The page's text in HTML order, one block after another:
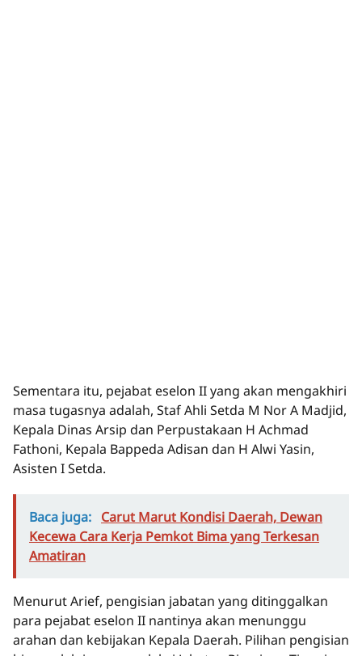
Sementara itu, pejabat eselon II yang akan mengakhiri
masa tugasnya adalah, Staf Ahli Setda M Nor A Madjid,
Kepala Dinas Arsip dan Perpustakaan H Achmad
Fathoni, Kepala Bappeda Adisan dan H Alwi Yasin,
Asisten I Setda.
Baca juga: Carut Marut Kondisi Daerah, Dewan
Kecewa Cara Kerja Pemkot Bima yang Terkesan
Amatiran
Menurut Arief, pengisian jabatan yang ditinggalkan
para pejabat eselon II nantinya akan menunggu
arahan dan kebijakan Kepala Daerah. Pilihan pengisian